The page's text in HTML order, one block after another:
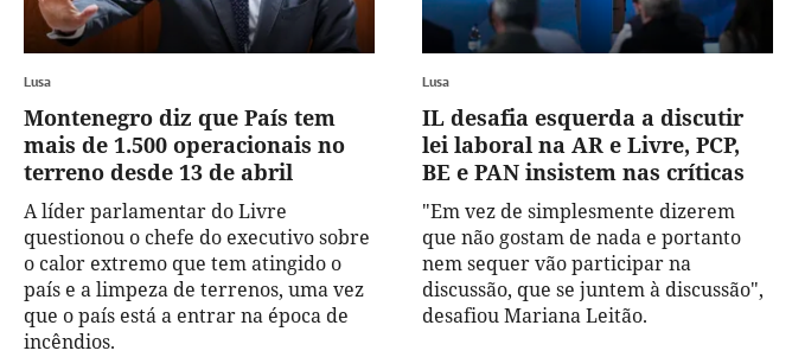
Lusa
Montenegro diz que País tem
mais de 1.500 operacionais no
terreno desde 13 de abril
A líder parlamentar do Livre
questionou o chefe do executivo sobre
o calor extremo que tem atingido o
país e a limpeza de terrenos, uma vez
que o país está a entrar na época de
incêndios.
Lusa
IL desafia esquerda a discutir
lei laboral na AR e Livre, PCP,
BE e PAN insistem nas críticas
"Em vez de simplesmente dizerem
que não gostam de nada e portanto
nem sequer vão participar na
discussão, que se juntem à discussão",
desafiou Mariana Leitão.